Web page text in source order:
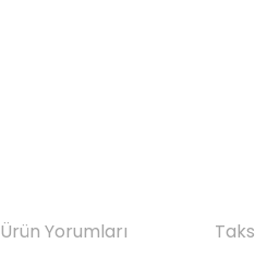
Ürün Yorumları